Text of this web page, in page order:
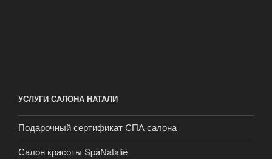
УСЛУГИ САЛОНА НАТАЛИ
Подарочный сертификат СПА салона
Салон красоты SpaNatalie